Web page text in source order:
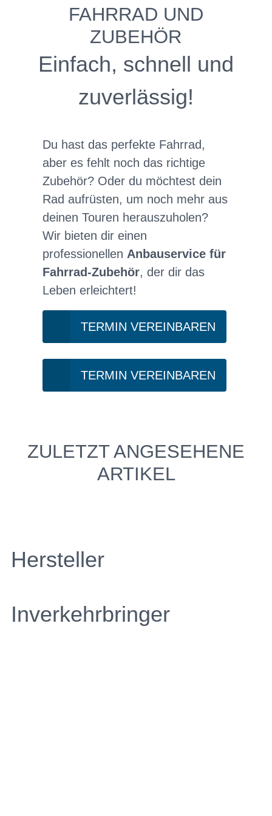
FAHRRAD UND
ZUBEHÖR
Einfach, schnell und
zuverlässig!
Du hast das perfekte Fahrrad,
aber es fehlt noch das richtige
Zubehör? Oder du möchtest dein
Rad aufrüsten, um noch mehr aus
deinen Touren herauszuholen?
Wir bieten dir einen
professionellen Anbauservice für
Fahrrad-Zubehör, der dir das
Leben erleichtert!
TERMIN VEREINBAREN
TERMIN VEREINBAREN
ZULETZT ANGESEHENE
ARTIKEL
Hersteller
Inverkehrbringer